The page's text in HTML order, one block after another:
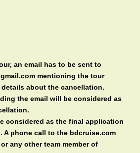
an email has to be sent to
mentioning the tour
about the cancellation.
the email will be considered as
considered as the final application
A phone call to the bdcruise.com
any other team member of